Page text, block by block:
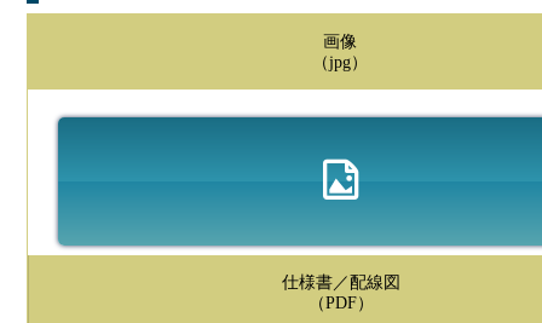
画像
（jpg）
仕様書／配線図
（PDF）